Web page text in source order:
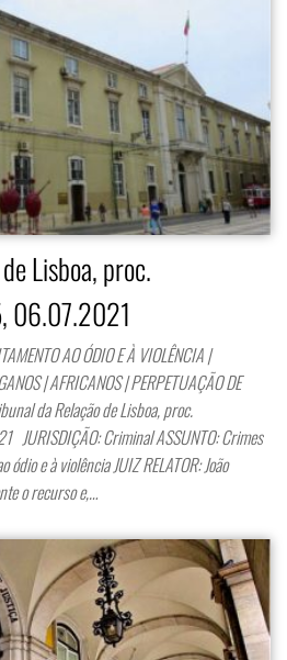
Lisboa, proc.
06.07.2021
AO ÓDIO E À VIOLÊNCIA |
| AFRICANOS | PERPETUAÇÃO DE
da Relação de Lisboa, proc.
Criminal ASSUNTO: Crimes
e à violência JUIZ RELATOR: João
o recurso e,…